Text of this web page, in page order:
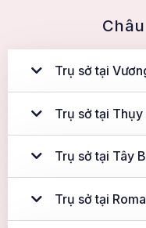
Trụ sở tại
Trụ sở tại
Trụ sở tại Tây
Trụ sở tại